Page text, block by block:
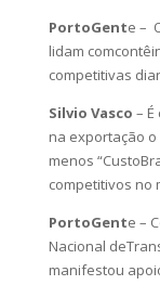
PortoGente –
lidam
competitivas
Silvio Vasco –
na exportação
menos
competitivos no
PortoGente –
Nacional
manifestou